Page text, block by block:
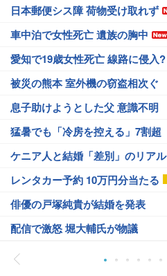
日本郵便シス障 荷物受け取れず
車中泊で女性死亡 遺族の胸中
愛知で19歳女性死亡 線路に侵入?
被災の熊本 室外機の窃盗相次ぐ
息子助けようとした父 意識不明
猛暑でも「冷房を控える」7割超
ケニア人と結婚「差別」のリアル
レンタカー予約 10万円分当たる
俳優の戸塚純貴が結婚を発表
配信で激怒 堀大輔氏が物議